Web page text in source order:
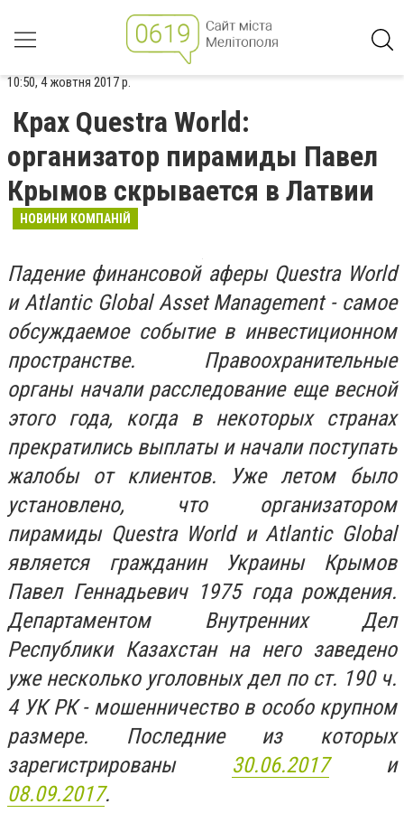
10:50, 4 жовтня 2017 р.
Крах Questra World:
организатор пирамиды Павел
Крымов скрывается в Латвии
НОВИНИ КОМПАНІЙ
Падение финансовой аферы Questra World
и Atlantic Global Asset Management - самое
обсуждаемое событие в инвестиционном
пространстве. Правоохранительные
органы начали расследование еще весной
этого года, когда в некоторых странах
прекратились выплаты и начали поступать
жалобы от клиентов. Уже летом было
установлено, что организатором
пирамиды Questra World и Atlantic Global
является гражданин Украины Крымов
Павел Геннадьевич 1975 года рождения.
Департаментом Внутренних Дел
Республики Казахстан на него заведено
уже несколько уголовных дел по ст. 190 ч.
4 УК РК - мошенничество в особо крупном
размере. Последние из которых
зарегистрированы 30.06.2017и
08.09.2017.